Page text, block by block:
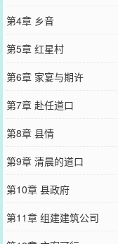
第4章 乡音
第5章 红星村
第6章 家宴与期许
第7章 赴任道口
第8章 县情
第9章 清晨的道口
第10章 县政府
第11章 组建建筑公司